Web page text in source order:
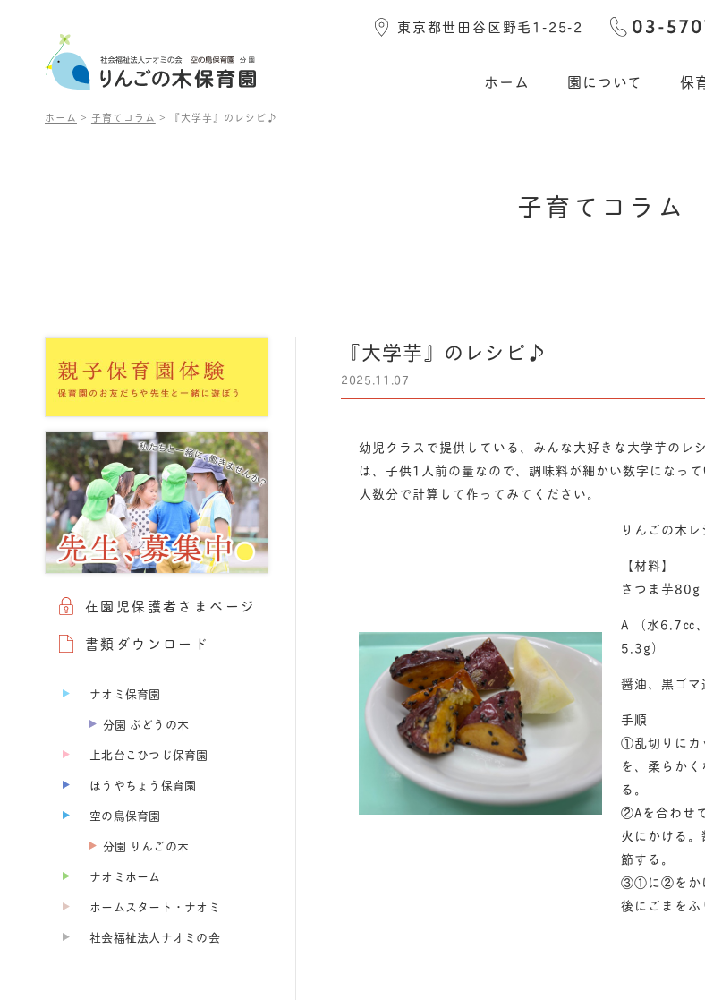
東京都世田谷区野毛1-25-2
ホーム 園について 保
ホーム > 子育てコラム > 『大学芋』のレシピ♪
子育 て コ ラ ム
『大学芋』のレシピ♪
2025.11.07
幼児クラスで提供している、みんな大好きな大学芋のレ
は、子供1人前の量なので、調味料が細かい数字になっ
人数分で計算して作ってみてください。
りんごの木レ
【材料】
さつま芋80g
A （水6.7㏄
5.3g）
醤油、黒ゴマ
手順
①乱切りにカ
を、柔らか
る。
②Aを合わせ
火にかける
節する。
③①に②をか
後にごまをふ
在園児保護者さまページ
書類ダウンロード
ナオミ保育園
分園 ぶどうの木
上北台こひつじ保育園
ほうやちょう保育園
空の鳥保育園
分園 りんごの木
ナオミホーム
ホームスタート・ナオミ
社会福祉法人ナオミの会